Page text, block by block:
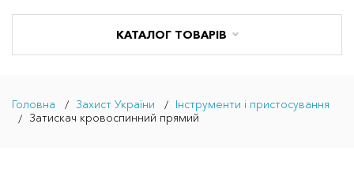
КАТАЛОГ ТОВАРІВ
Головна Захист України
Інструменти і пристосування
Затискач кровоспинний прямий